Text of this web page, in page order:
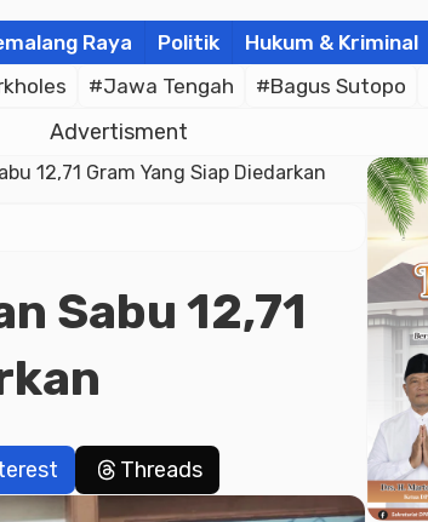
Raya Politik Hukum & Kriminal
#Jawa Tengah #Bagus Sutopo
Advertisment
12,71 Gram Yang Siap Diedarkan
Sabu 12,71
Threads